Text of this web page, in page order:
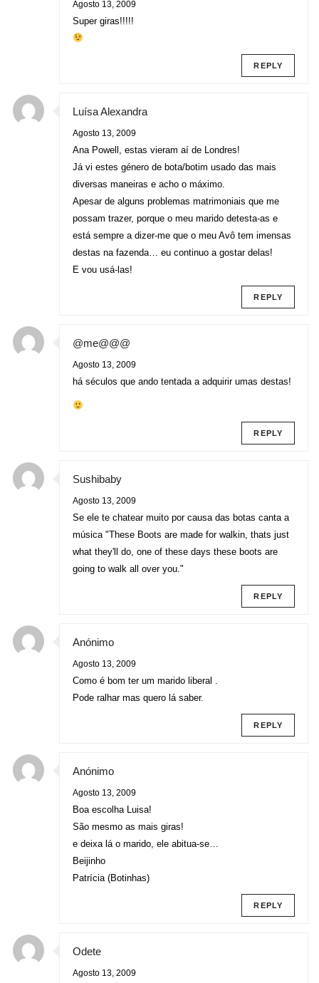
Agosto 13, 2009
Super giras!!!!!
REPLY
Luísa Alexandra
Agosto 13, 2009
Ana Powell, estas vieram aí de Londres!
Já vi estes género de bota/botim usado das mais
diversas maneiras e acho o máximo.
Apesar de alguns problemas matrimoniais que me
possam trazer, porque o meu marido detesta-as e
está sempre a dizer-me que o meu Avô tem imensas
destas na fazenda… eu continuo a gostar delas!
E vou usá-las!
REPLY
@me@@@
Agosto 13, 2009
há séculos que ando tentada a adquirir umas destas!
REPLY
Sushibaby
Agosto 13, 2009
Se ele te chatear muito por causa das botas canta a
música "These Boots are made for walkin, thats just
what they'll do, one of these days these boots are
going to walk all over you."
REPLY
Anónimo
Agosto 13, 2009
Como é bom ter um marido liberal .
Pode ralhar mas quero lá saber.
REPLY
Anónimo
Agosto 13, 2009
Boa escolha Luisa!
São mesmo as mais giras!
e deixa lá o marido, ele abitua-se…
Beijinho
Patrícia (Botinhas)
REPLY
Odete
Agosto 13, 2009